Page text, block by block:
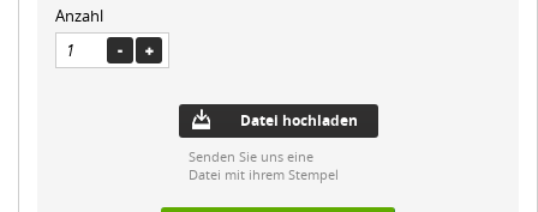
Anzahl
Datei hochladen
Senden Sie uns eine
Datei mit ihrem Stempel